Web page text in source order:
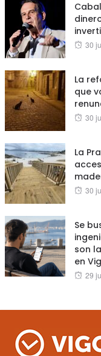
30
La
que
30
La
30
Se
son
en
29